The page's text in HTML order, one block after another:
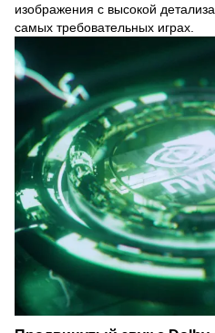
изображения с высокой
самых требовательных играх.